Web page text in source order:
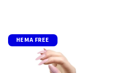
HEMA FREE